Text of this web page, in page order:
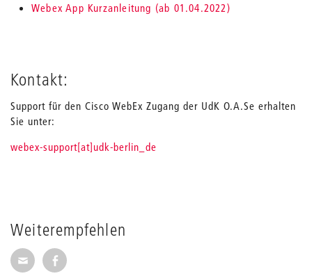
Weiterempfehlen
Seite per E-Mail weiterempfehlen
Seite auf Facebook weiterempfehlen
Webex App Kurzanleitung (ab 01.04.2022)
Kontakt:
Support für den Cisco WebEx Zugang der UdK O.A.Se erhalten
Sie unter:
webex-support[at]udk-berlin_de